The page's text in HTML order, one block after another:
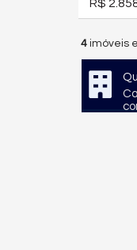
R$
4 imóveis